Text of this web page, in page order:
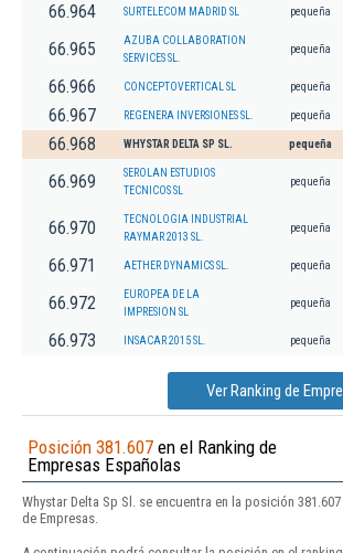
66.964 SURTELECOM MADRID SL pequeña
66.965
AZUBA COLLABORATION
SERVICES SL.
pequeña
66.966 CONCEPTOVERTICAL SL pequeña
66.967 REGENERA INVERSIONES SL. pequeña
66.968 WHYSTAR DELTA SP SL. pequeña
66.969
SEROLAN ESTUDIOS
TECNICOS SL
pequeña
66.970
TECNOLOGIA INDUSTRIAL
RAYMAR 2013 SL.
pequeña
66.971 AETHER DYNAMICS SL. pequeña
66.972
EUROPEA DE LA
IMPRESION SL
pequeña
66.973 INSACAR 2015 SL. pequeña
Ver Ranking de
Posición 381.607 en el Ranking de
Empresas Españolas
Whystar Delta Sp Sl. se encuentra en la posición
de Empresas.